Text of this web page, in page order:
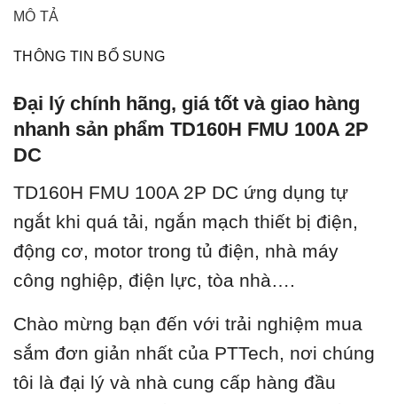
MÔ TẢ
THÔNG TIN BỔ SUNG
Đại lý chính hãng, giá tốt và giao hàng
nhanh sản phẩm TD160H FMU 100A 2P
DC
TD160H FMU 100A 2P DC ứng dụng tự
ngắt khi quá tải, ngắn mạch thiết bị điện,
động cơ, motor trong tủ điện, nhà máy
công nghiệp, điện lực, tòa nhà….
Chào mừng bạn đến với trải nghiệm mua
sắm đơn giản nhất của PTTech, nơi chúng
tôi là đại lý và nhà cung cấp hàng đầu